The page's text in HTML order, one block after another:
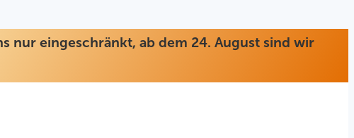
nur eingeschränkt, ab dem 24. August sind wir